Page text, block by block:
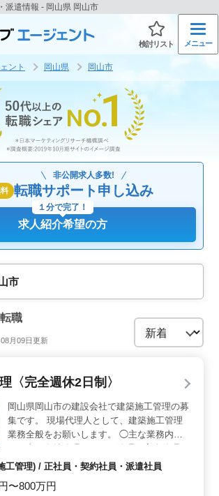
派遣情報 - 岡山県 岡山市
検討リスト メニュー
ント 岡山県 岡山市
非公開求人多数!
転職サポート申し込み
求人紹介希望の方
１分で完了！
市
職
月09日更新
〈完全週休2日制〉
岡⼭県岡⼭市の建設会社で建築施工管理の募
集です。 現場代理人として、建築施工管理
業務全般をお願いします。 ◯主な業務内容
品質管理 ・発注者との打ち合わせ ・職人、
内会議 など ※単身用の入居住宅あり ※完全
工管理) / 正社員・契約社員・派遣社員
〜800万円